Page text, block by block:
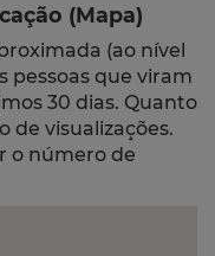
(Mapa)
(ao nível
pessoas que viram
30 dias. Quanto
de visualizações.
o número de